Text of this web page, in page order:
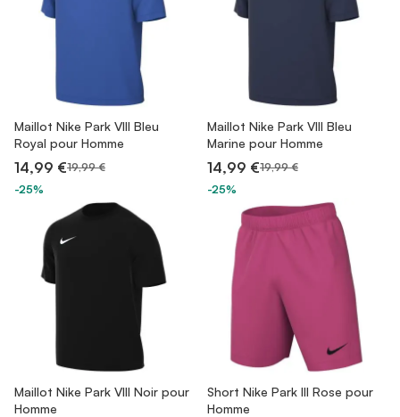
Maillot Nike Park VIII Bleu
Royal pour Homme
14,99 €19,99 €
-25%
Maillot Nike Park VIII Bleu
Marine pour Homme
14,99 €19,99 €
-25%
Maillot Nike Park VIII Noir pour
Homme
Short Nike Park III Rose pour
Homme